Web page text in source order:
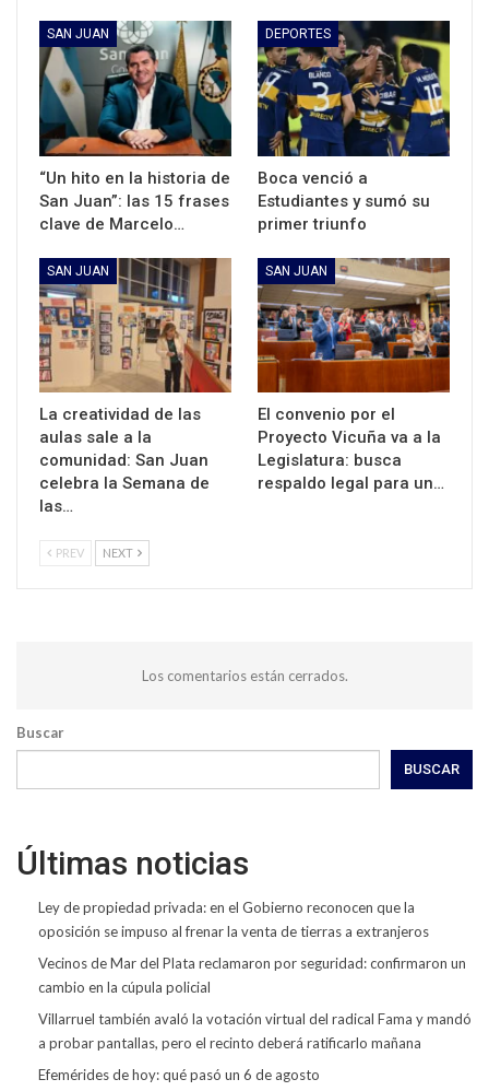
SAN JUAN
“Un hito en la historia de
San Juan”: las 15 frases
clave de Marcelo…
DEPORTES
Boca venció a
Estudiantes y sumó su
primer triunfo
SAN JUAN
La creatividad de las
aulas sale a la
comunidad: San Juan
celebra la Semana de
las…
SAN JUAN
El convenio por el
Proyecto Vicuña va a la
Legislatura: busca
respaldo legal para un…
PREV NEXT
Los comentarios están cerrados.
Buscar
BUSCAR
Últimas noticias
Ley de propiedad privada: en el Gobierno reconocen que la
oposición se impuso al frenar la venta de tierras a extranjeros
Vecinos de Mar del Plata reclamaron por seguridad: confirmaron un
cambio en la cúpula policial
Villarruel también avaló la votación virtual del radical Fama y mandó
a probar pantallas, pero el recinto deberá ratificarlo mañana
Efemérides de hoy: qué pasó un 6 de agosto